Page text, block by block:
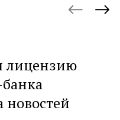
лицензию
новостей